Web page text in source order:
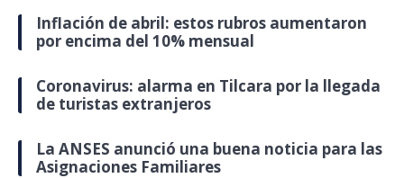
Inflación de abril: estos rubros aumentaron
por encima del 10% mensual
Coronavirus: alarma en Tilcara por la llegada
de turistas extranjeros
La ANSES anunció una buena noticia para las
Asignaciones Familiares